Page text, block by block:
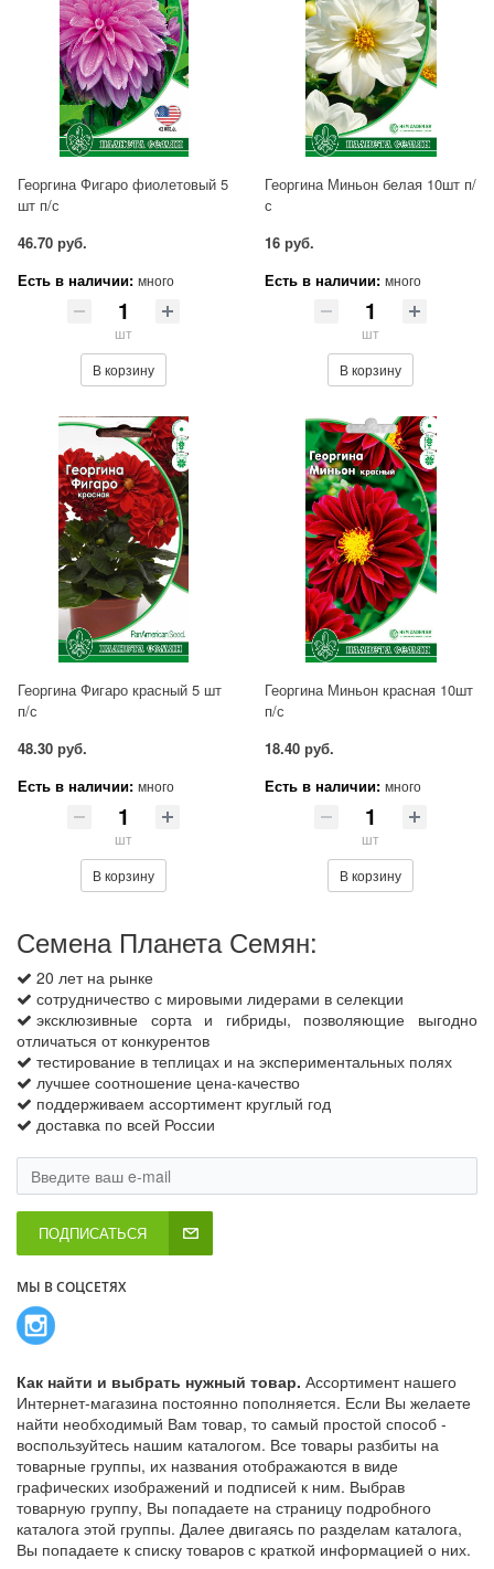
Георгина Фигаро фиолетовый 5
шт п/с
46.70 руб.
Есть в наличии: много
шт
В корзину
Георгина Миньон белая 10шт п/
с
16 руб.
Есть в наличии: много
шт
В корзину
Георгина Фигаро красный 5 шт
п/с
48.30 руб.
Есть в наличии: много
шт
В корзину
Георгина Миньон красная 10шт
п/с
18.40 руб.
Есть в наличии: много
шт
В корзину
Семена Планета Семян:
20 лет на рынке
сотрудничество с мировыми лидерами в селекции
эксклюзивные сорта и гибриды, позволяющие выгодно
отличаться от конкурентов
тестирование в теплицах и на экспериментальных полях
лучшее соотношение цена-качество
поддерживаем ассортимент круглый год
доставка по всей России
ПОДПИСАТЬСЯ
МЫ В СОЦСЕТЯХ
Как найти и выбрать нужный товар. Ассортимент нашего
Интернет-магазина постоянно пополняется. Если Вы желаете
найти необходимый Вам товар, то самый простой способ -
воспользуйтесь нашим каталогом. Все товары разбиты на
товарные группы, их названия отображаются в виде
графических изображений и подписей к ним. Выбрав
товарную группу, Вы попадаете на страницу подробного
каталога этой группы. Далее двигаясь по разделам каталога,
Вы попадаете к списку товаров с краткой информацией о них.